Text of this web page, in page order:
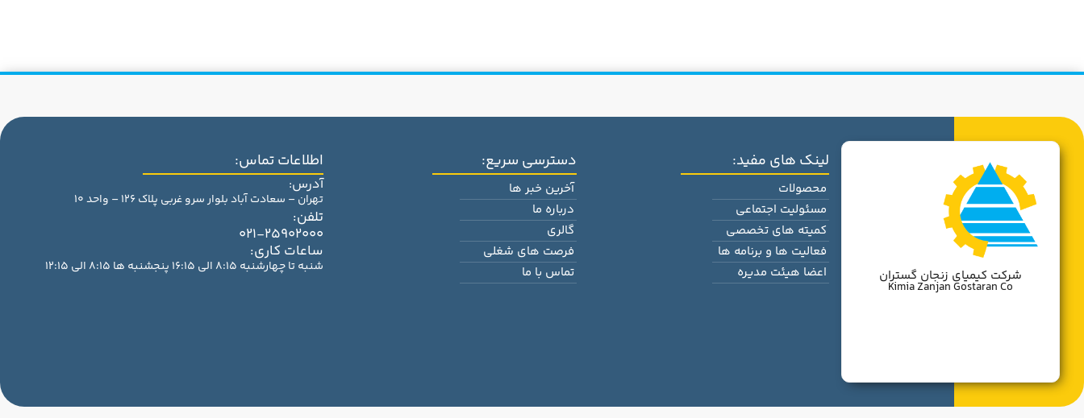
اطلاعات تماس:
آدرس:
تهران – سعادت آباد بلوار سرو غربی پلاک 126 – واحد 10
تلفن:
021-25902000
ساعات کاری:
شنبه تا چهارشنبه 8:15 الی 16:15 پنجشنبه ها 8:15 الی 12:15
دسترسی سریع:
آخرین خبر ها
درباره ما
گالری
فرصت های شغلی
تماس با ما
لینک های مفید:
محصولات
مسئولیت اجتماعی
کمیته های تخصصی
فعالیت ها و برنامه ها
اعضا هیئت مدیره
شرکت کیمیای زنجان گستران
Kimia Zanjan Gostaran Co